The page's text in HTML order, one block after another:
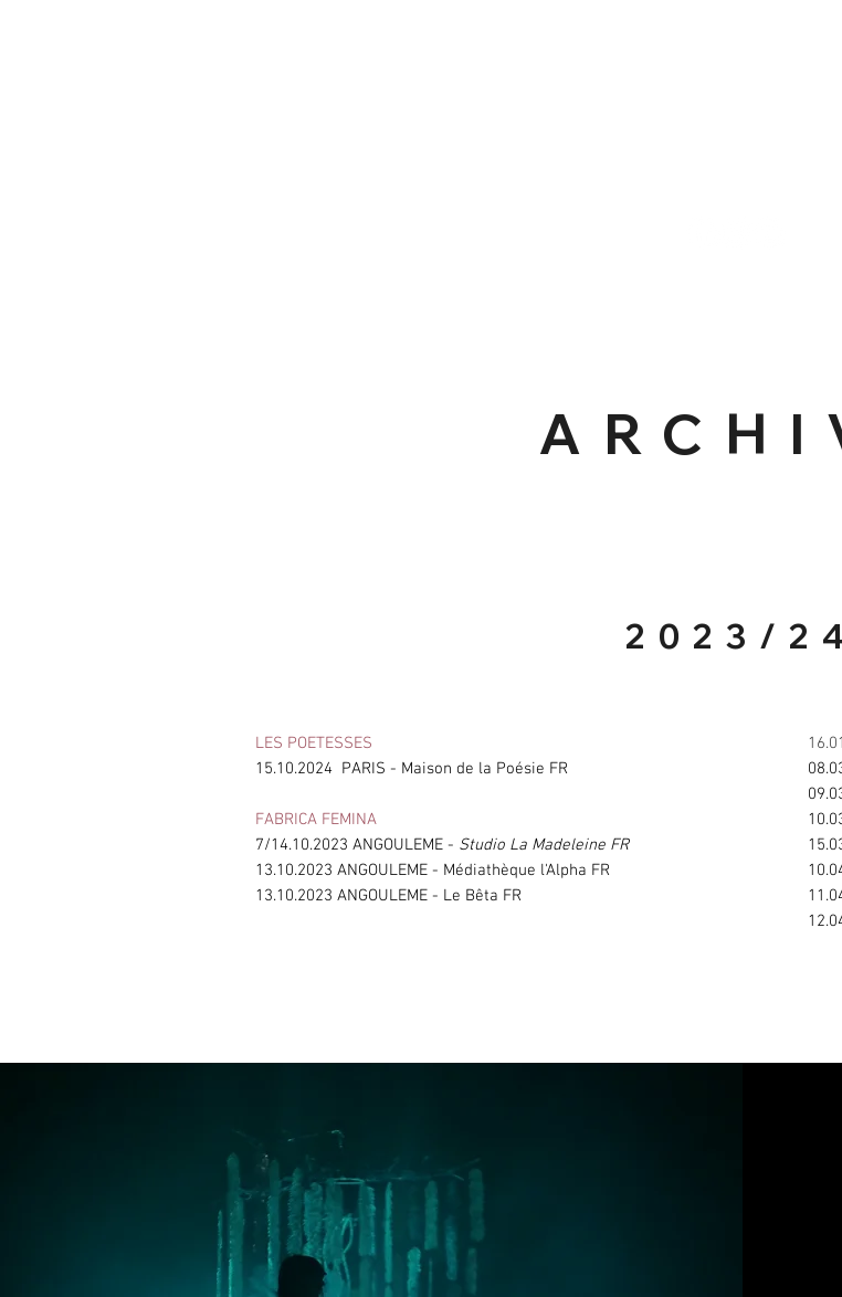
2023/24
LES POETESSES
15.10.2024 PARIS - Maison de la Poésie FR
FABRICA FEMINA
7/14.10.2023 ANGOULEME - Studio La Madeleine FR
13.10.2023 ANGOULEME - Médiathèque l'Alpha FR
13.10.2023 ANGOULEME - Le Bêta FR